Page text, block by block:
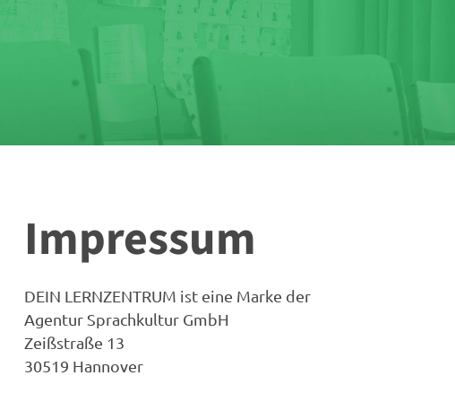
Impressum
DEIN LERNZENTRUM ist eine Marke der
Agentur Sprachkultur GmbH
Zeißstraße 13
30519 Hannover